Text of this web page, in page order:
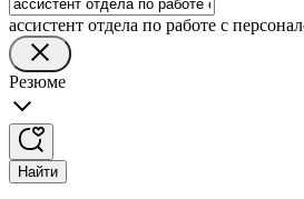
ассистент отдела по работе с
Резюме
Найти